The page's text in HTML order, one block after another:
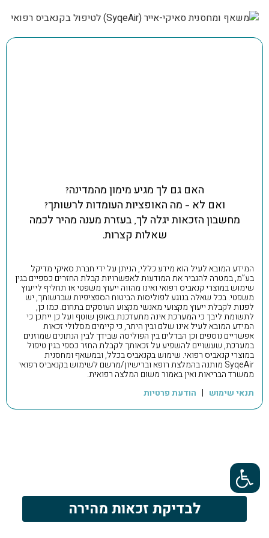
פתח סרגל נגישות
האם גם לך מגיע מימון מהמדינה?
ואם לא – מה האופציות העומדות לרשותך?
מחשבון הזכאות יגלה לך, בעזרת מענה מהיר לכמה
שאלות קצרות.
לבדיקת זכאות מהירה
המידע המובא לעיל הוא מידע כללי, הניתן על ידי חברת סאיקי מדיקל
בע”מ, במטרה להגביר את המודעות לאפשרויות קבלת החזרים כספיים בגין
שימוש במוצרי קנאביס רפואי ואינו מהווה ייעוץ משפטי או תחליף לייעוץ
משפטי. בכל שאלה בנוגע לפוליסות הביטוח הספציפיות שברשותך, יש
לפנות לקבלת ייעוץ מקצועי מאנשי מקצוע העוסקים בתחום. כמו כן,
לתשומת ליבך כי המערכת אינה מתעדכנת באופן שוטף ועל כן ייתכן כי
המידע המובא לעיל אינו שלם ובין היתר, כי קיימים מסלולי זכאות
אפשריים נוספים וכן הבדלים בין הפוליסה שבידך לבין הנתונים שמוזנים
במערכת, שעשויים להשפיע על זכאותך לקבלת החזר כספי בגין טיפול
במוצרי קנאביס רפואי. שימוש בקנאביס בכלל, ובמשאף ומחסנית
SyqeAir מותנה בהמלצת רופא וברישיון/מרשם לשימוש בקנאביס רפואי
ממשרד הבריאות ואין באמור משום המלצה רפואית.
תנאי שימוש | הודעת פרטיות